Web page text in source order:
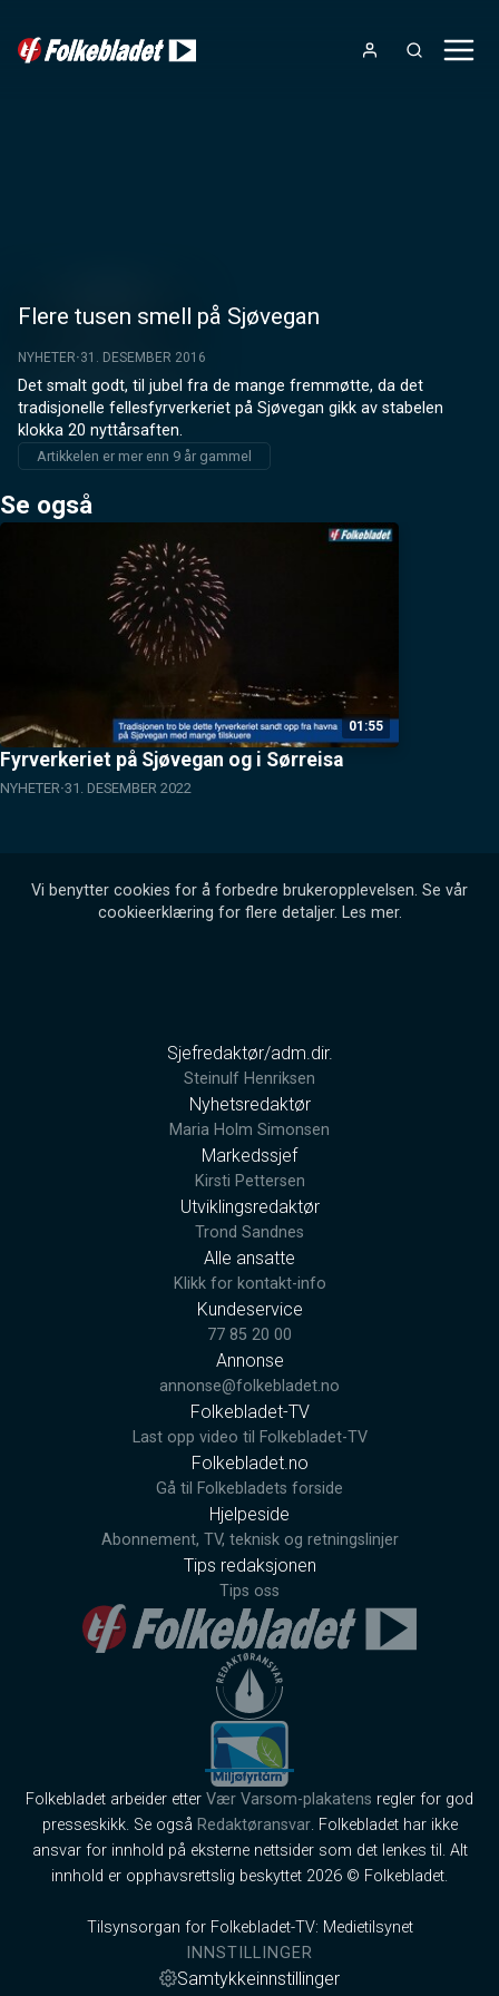
Flere tusen smell på Sjøvegan
NYHETER 31. DESEMBER 2016
Det smalt godt, til jubel fra de mange fremmøtte, da det
tradisjonelle fellesfyrverkeriet på Sjøvegan gikk av stabelen
klokka 20 nyttårsaften.
Artikkelen er mer enn 9 år gammel
Se også
01:55
Fyrverkeriet på Sjøvegan og i Sørreisa
NYHETER 31. DESEMBER 2022
Vi benytter cookies for å forbedre brukeropplevelsen. Se vår
cookieerklæring for flere detaljer. Les mer.
Sjefredaktør/adm.dir.
Steinulf Henriksen
Nyhetsredaktør
Maria Holm Simonsen
Markedssjef
Kirsti Pettersen
Utviklingsredaktør
Trond Sandnes
Alle ansatte
Klikk for kontakt-info
Kundeservice
77 85 20 00
Annonse
annonse@folkebladet.no
Folkebladet-TV
Last opp video til Folkebladet-TV
Folkebladet.no
Gå til Folkebladets forside
Hjelpeside
Abonnement, TV, teknisk og retningslinjer
Tips redaksjonen
Tips oss
Folkebladet arbeider etter Vær Varsom-plakatens regler for god
presseskikk. Se også Redaktøransvar. Folkebladet har ikke
ansvar for innhold på eksterne nettsider som det lenkes til. Alt
innhold er opphavsrettslig beskyttet 2026 © Folkebladet.
Tilsynsorgan for Folkebladet-TV: Medietilsynet
INNSTILLINGER
Samtykkeinnstillinger